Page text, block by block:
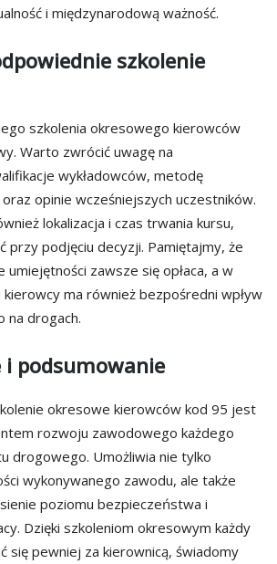
i międzynarodową ważność.
szkolenie
szkolenia okresowego kierowców
Warto zwrócić uwagę na
wykładowców, metodę
opinie wcześniejszych uczestników.
lokalizacja i czas trwania kursu,
przy podjęciu decyzji. Pamiętajmy, że
zawsze się opłaca, a w
ma również bezpośredni wpływ
na drogach.
i podsumowanie
okresowe kierowców kod 95 jest
rozwoju zawodowego każdego
drogowego. Umożliwia nie tylko
wykonywanego zawodu, ale także
poziomu bezpieczeństwa i
Dzięki szkoleniom okresowym każdy
się pewniej za kierownicą, świadomy